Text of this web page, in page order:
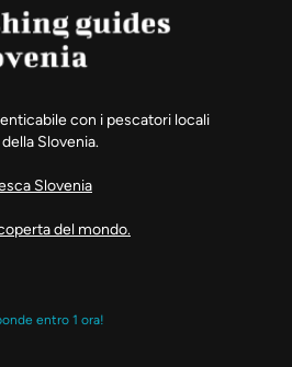
con i pescatori locali
Slovenia.
Slovenia
del mondo.
entro 1 ora!